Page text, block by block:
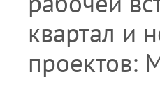
квартал и
проектов: